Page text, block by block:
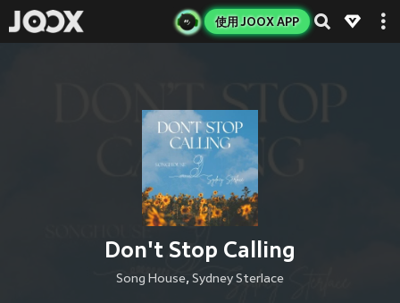
使用 JOOX APP
Don't Stop Calling
Song House, Sydney Sterlace